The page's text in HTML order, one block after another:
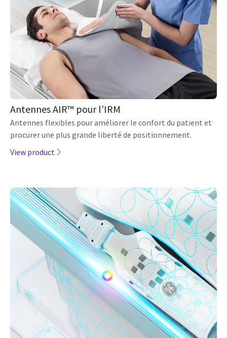
connectivité étroite pour une expérience la plus fluide
possible.
Antennes AIR™ pour l’IRM
Antennes flexibles pour améliorer le confort du patient et
procurer une plus grande liberté de positionnement.
View product